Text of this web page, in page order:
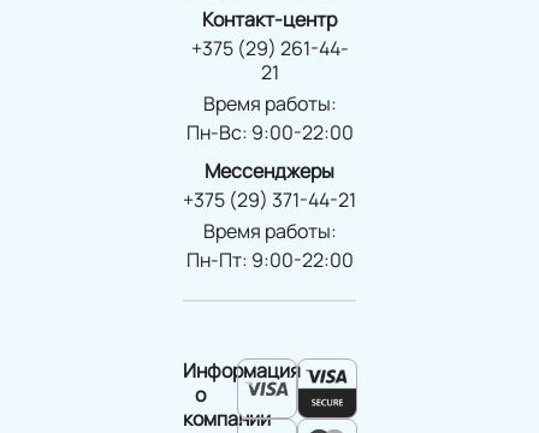
Контакт-центр
+375 (29) 261-44-
21
Время работы:
Пн-Вс: 9:00-22:00
Мессенджеры
+375 (29) 371-44-21
Время работы:
Пн-Пт: 9:00-22:00
Информация
о
компании